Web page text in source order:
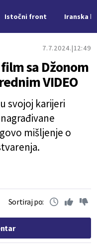
Istočni front Iranska
7.7.2024. 12:49
sa Džonom
VIDEO
svojoj karijeri
mišljenje o
Sortiraj po: